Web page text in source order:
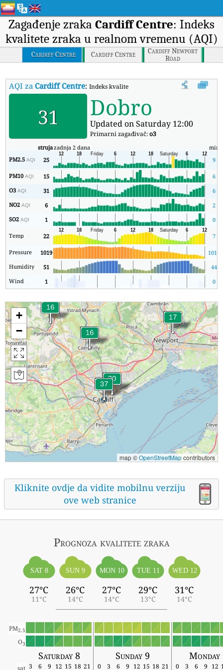
Zagađenje zraka Cardiff Centre: Indeks
kvalitete zraka u realnom vremenu (AQI)
Cardiff Centre Cardiff Centre
Cardiff Newport
Road
AQI zaCardiff Centre:Indeks kvaliteta zraka (AQI) kompanije
31 Dobro
Updated on Saturday 12:00
Primarni zagađivač:o3
strujazadnja 2 dana min
PM2.5AQI 25 9
PM10AQI 15
6
O3AQI 31
6
NO2AQI 6
2
SO2AQI 1 0
Temp 22 7
Pressure 1019 1019
Humidity
51
44
Wind
1 0
+
−
map ©OpenStreetMapcontributors
Kliknite ovdje da vidite mobilnu verziju
ove web stranice
Prognoza kvalitete zraka
SAT 8
27°C
11°C
SUN 9
26°C
14°C
MON 10
27°C
14°C
TUE 11
29°C
13°C
WED 12
31°C
14°C
PM2.5
O3
Saturday 8 Sunday 9 Monday
sat 3 6 9 12 15 18 21 0 3 6 9 12 15 18 21 0 3 6 9 12